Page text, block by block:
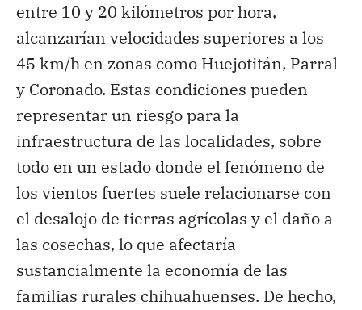
entre 10 y 20 kilómetros por hora,
alcanzarían velocidades superiores a los
45 km/h en zonas como Huejotitán, Parral
y Coronado. Estas condiciones pueden
representar un riesgo para la
infraestructura de las localidades, sobre
todo en un estado donde el fenómeno de
los vientos fuertes suele relacionarse con
el desalojo de tierras agrícolas y el daño a
las cosechas, lo que afectaría
sustancialmente la economía de las
familias rurales chihuahuenses. De hecho,